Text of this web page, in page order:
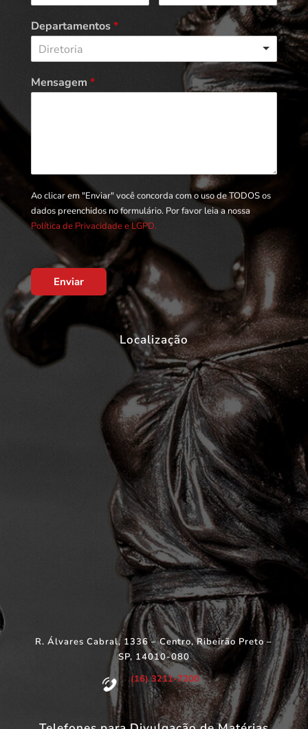
Departamentos*
Diretoria
Mensagem *
Ao clicar em "Enviar" você concorda com o uso de TODOS os
dados preenchidos no formulário. Por favor leia a nossa
Política de Privacidade e LGPD.
Enviar
Localização
R. Álvares Cabral, 1336 – Centro, Ribeirão Preto –
SP, 14010-080
(16) 3211-7200